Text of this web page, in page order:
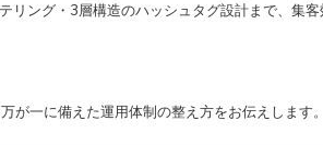
リング・3層構造のハッシュタグ設計まで、集
一に備えた運用体制の整え方をお伝えします。